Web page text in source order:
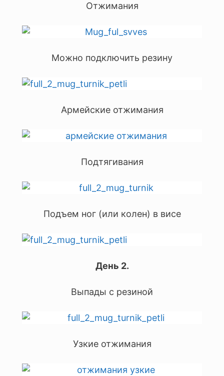
Отжимания
Можно подключить резину
Армейские отжимания
Подтягивания
Подъем ног (или колен) в висе
День 2.
Выпады с резиной
Узкие отжимания